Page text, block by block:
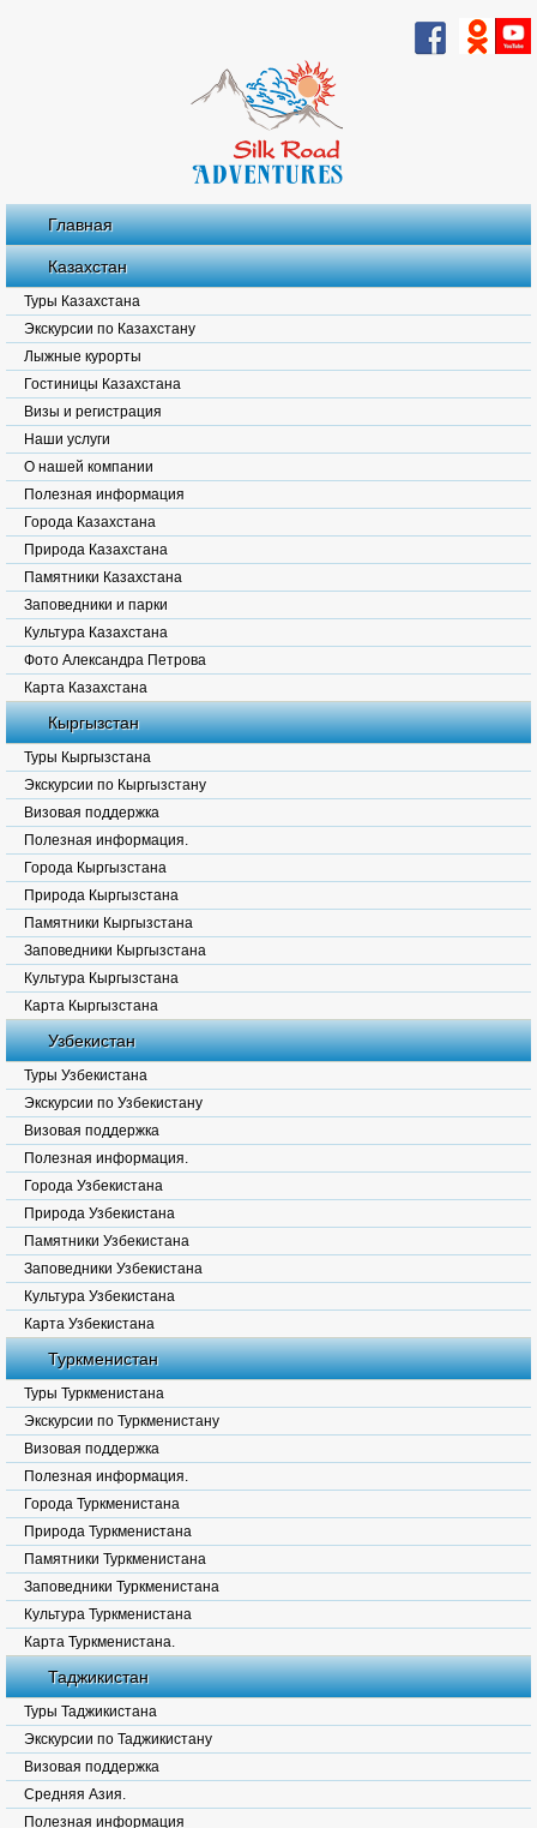
Главная
Казахстан
Туры Казахстана
Экскурсии по Казахстану
Лыжные курорты
Гостиницы Казахстана
Визы и регистрация
Наши услуги
О нашей компании
Полезная информация
Города Казахстана
Природа Казахстана
Памятники Казахстана
Заповедники и парки
Культура Казахстана
Фото Александра Петрова
Карта Казахстана
Кыргызстан
Туры Кыргызстана
Экскурсии по Кыргызстану
Визовая поддержка
Полезная информация.
Города Кыргызстана
Природа Кыргызстана
Памятники Кыргызстана
Заповедники Кыргызстана
Культура Кыргызстана
Карта Кыргызстана
Узбекистан
Туры Узбекистана
Экскурсии по Узбекистану
Визовая поддержка
Полезная информация.
Города Узбекистана
Природа Узбекистана
Памятники Узбекистана
Заповедники Узбекистана
Культура Узбекистана
Карта Узбекистана
Туркменистан
Туры Туркменистана
Экскурсии по Туркменистану
Визовая поддержка
Полезная информация.
Города Туркменистана
Природа Туркменистана
Памятники Туркменистана
Заповедники Туркменистана
Культура Туркменистана
Карта Туркменистана.
Таджикистан
Туры Таджикистана
Экскурсии по Таджикистану
Визовая поддержка
Средняя Азия.
Полезная информация